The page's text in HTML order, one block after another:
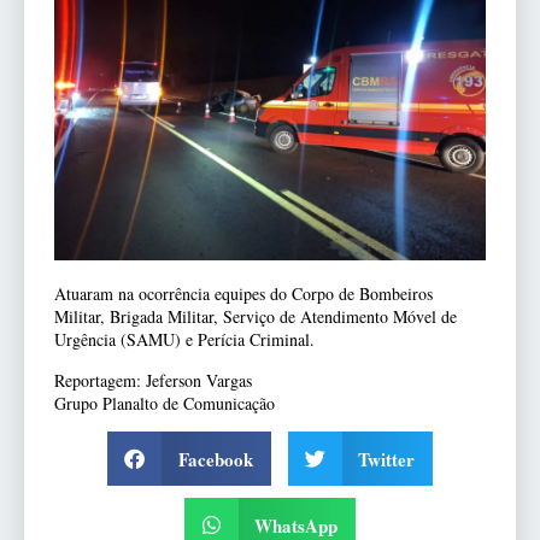
Atuaram na ocorrência equipes do Corpo de Bombeiros
Militar, Brigada Militar, Serviço de Atendimento Móvel de
Urgência (SAMU) e Perícia Criminal.
Reportagem: Jeferson Vargas
Grupo Planalto de Comunicação
Facebook Twitter
WhatsApp